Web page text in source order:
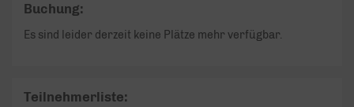
Buchung:
Es sind leider derzeit keine Plätze mehr verfügbar.
Teilnehmerliste: